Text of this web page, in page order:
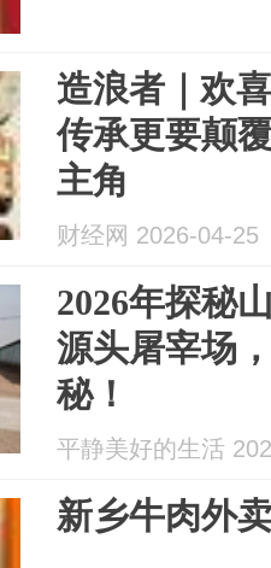
造浪者｜欢
传承更要颠
主角
财经网 2026-04-25
2026年探秘
源头屠宰场
秘！
平静美好的生活
新乡牛肉外